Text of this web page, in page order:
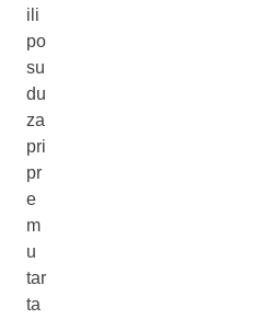
ili
po
su
du
za
pri
pr
e
m
u
tar
ta